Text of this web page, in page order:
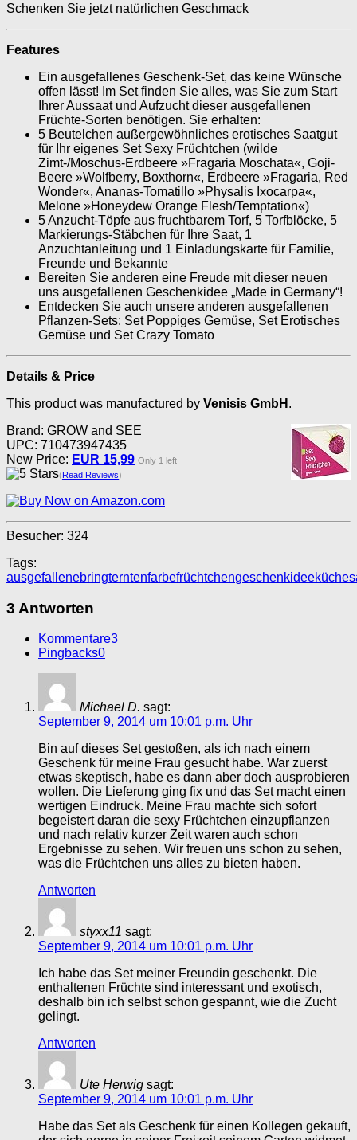
Schenken Sie jetzt natürlichen Geschmack
Features
Ein ausgefallenes Geschenk-Set, das keine Wünsche
offen lässt! Im Set finden Sie alles, was Sie zum Start
Ihrer Aussaat und Aufzucht dieser ausgefallenen
Früchte-Sorten benötigen. Sie erhalten:
5 Beutelchen außergewöhnliches erotisches Saatgut
für Ihr eigenes Set Sexy Früchtchen (wilde
Zimt-/Moschus-Erdbeere »Fragaria Moschata«, Goji-
Beere »Wolfberry, Boxthorn«, Erdbeere »Fragaria, Red
Wonder«, Ananas-Tomatillo »Physalis Ixocarpa«,
Melone »Honeydew Orange Flesh/Temptation«)
5 Anzucht-Töpfe aus fruchtbarem Torf, 5 Torfblöcke, 5
Markierungs-Stäbchen für Ihre Saat, 1
Anzuchtanleitung und 1 Einladungskarte für Familie,
Freunde und Bekannte
Bereiten Sie anderen eine Freude mit dieser neuen
uns ausgefallenen Geschenkidee „Made in Germany“!
Entdecken Sie auch unsere anderen ausgefallenen
Pflanzen-Sets: Set Poppiges Gemüse, Set Erotisches
Gemüse und Set Crazy Tomato
Details & Price
This product was manufactured by Venisis GmbH .
Brand: GROW and SEE
UPC: 710473947435
New Price: EUR 15,99 Only 1 left
(Read Reviews)
Besucher: 324
Tags:
ausgefallenebringterntenfarbefrüchtchengeschenkideeküche
3 Antworten
Kommentare3
Pingbacks0
Michael D. sagt:
September 9, 2014 um 10:01 p.m. Uhr
Bin auf dieses Set gestoßen, als ich nach einem
Geschenk für meine Frau gesucht habe. War zuerst
etwas skeptisch, habe es dann aber doch ausprobieren
wollen. Die Lieferung ging fix und das Set macht einen
wertigen Eindruck. Meine Frau machte sich sofort
begeistert daran die sexy Früchtchen einzupflanzen
und nach relativ kurzer Zeit waren auch schon
Ergebnisse zu sehen. Wir freuen uns schon zu sehen,
was die Früchtchen uns alles zu bieten haben.
Antworten
styxx11 sagt:
September 9, 2014 um 10:01 p.m. Uhr
Ich habe das Set meiner Freundin geschenkt. Die
enthaltenen Früchte sind interessant und exotisch,
deshalb bin ich selbst schon gespannt, wie die Zucht
gelingt.
Antworten
Ute Herwig sagt:
September 9, 2014 um 10:01 p.m. Uhr
Habe das Set als Geschenk für einen Kollegen gekauft,